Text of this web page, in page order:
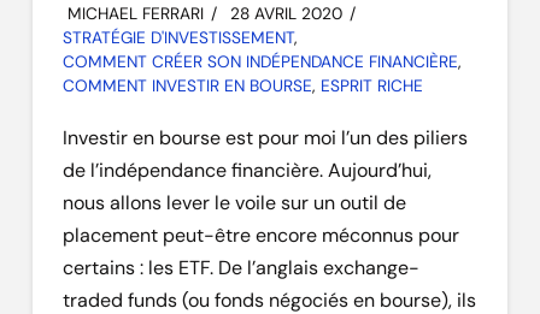
MICHAEL FERRARI
28 AVRIL 2020
STRATÉGIE D'INVESTISSEMENT,
COMMENT CRÉER SON INDÉPENDANCE FINANCIÈRE,
COMMENT INVESTIR EN BOURSE, ESPRIT RICHE
Investir en bourse est pour moi l’un des piliers
de l’indépendance financière. Aujourd’hui,
nous allons lever le voile sur un outil de
placement peut-être encore méconnus pour
certains : les ETF. De l’anglais exchange-
traded funds (ou fonds négociés en bourse), ils